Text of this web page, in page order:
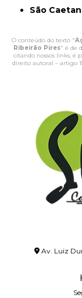
São
O conteúdo do texto "
Ribeirão Pires" é de
citando nossos links, é
direito autoral – artigo
Av. Luiz